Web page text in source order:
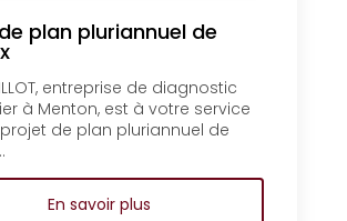
plan pluriannuel de
entreprise de diagnostic
à Menton, est à votre service
de plan pluriannuel de
En savoir plus